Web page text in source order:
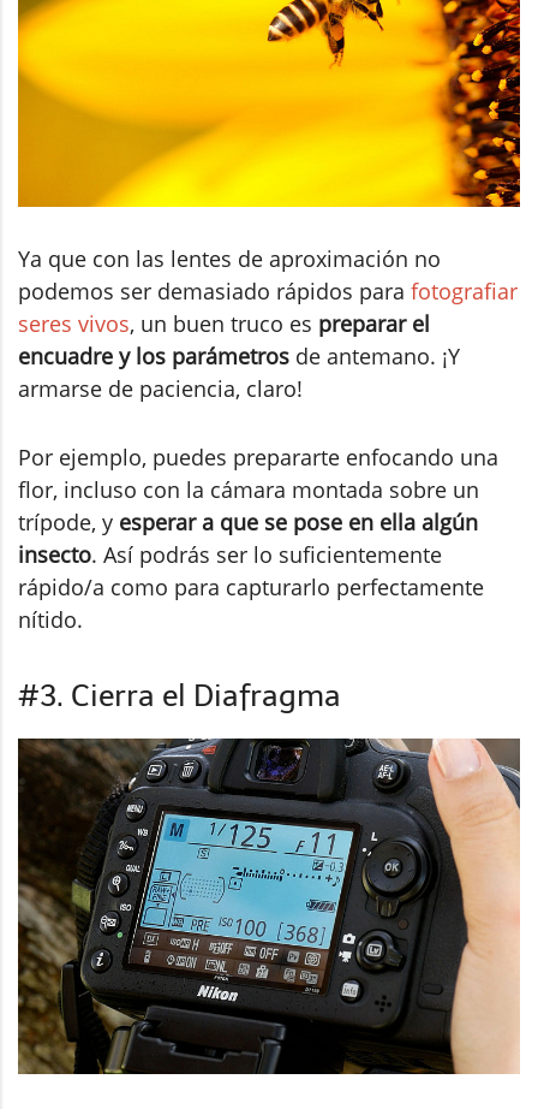
Ya que con las lentes de aproximación no
podemos ser demasiado rápidos para fotografiar
seres vivos, un buen truco es preparar el
encuadre y los parámetros de antemano. ¡Y
armarse de paciencia, claro!
Por ejemplo, puedes prepararte enfocando una
flor, incluso con la cámara montada sobre un
trípode, y esperar a que se pose en ella algún
insecto. Así podrás ser lo suficientemente
rápido/a como para capturarlo perfectamente
nítido.
#3. Cierra el Diafragma